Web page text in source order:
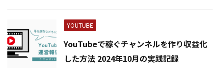
YOUTUBE
YouTubeで稼ぐチャンネルを作り収益化
した方法 2024年10月の実践記録